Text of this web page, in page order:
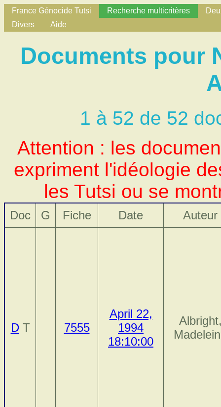
France Génocide Tutsi Recherche multicritères
Divers
Aide
Documents pour
1 à 52 de 52
Attention : les
expriment l'idéologie
les Tutsi ou se
Doc G Fiche Date Auteur
DT 7555
April 22,
1994
18:10:00